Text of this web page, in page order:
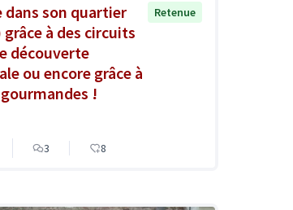
dans son quartier
grâce à des circuits
découverte
ou encore grâce à
!
Retenue
3 8